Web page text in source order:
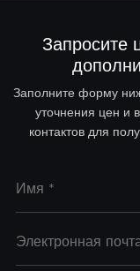
Запросите
Заполните форму
уточнения цен и
контактов для